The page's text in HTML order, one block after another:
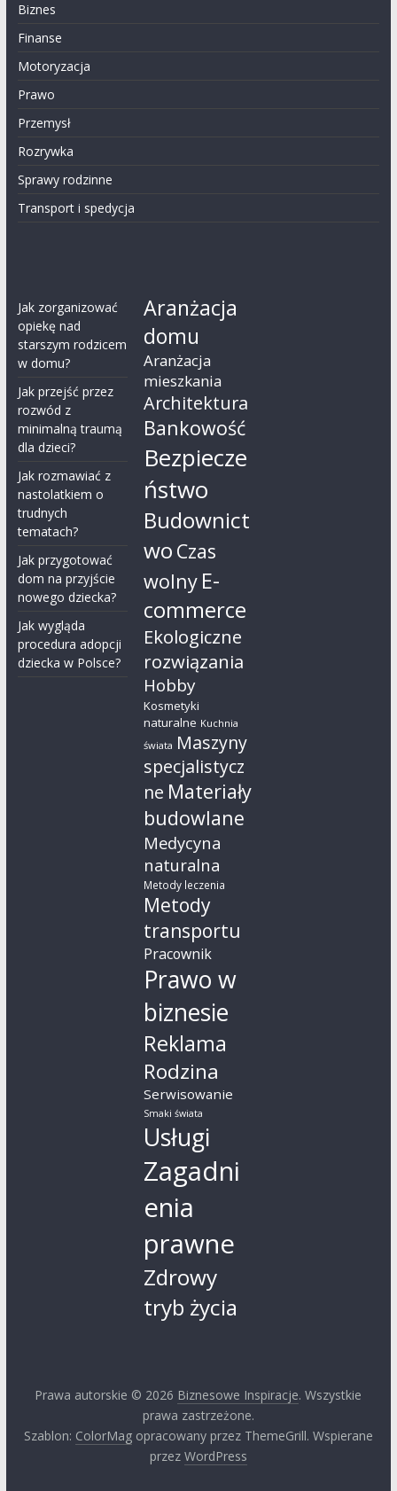
Biznes
Finanse
Motoryzacja
Prawo
Przemysł
Rozrywka
Sprawy rodzinne
Transport i spedycja
Jak zorganizować
opiekę nad
starszym rodzicem
w domu?
Jak przejść przez
rozwód z
minimalną traumą
dla dzieci?
Jak rozmawiać z
nastolatkiem o
trudnych
tematach?
Jak przygotować
dom na przyjście
nowego dziecka?
Jak wygląda
procedura adopcji
dziecka w Polsce?
Aranżacja
domu
Aranżacja
mieszkania
Architektura
Bankowość
Bezpiecze
ństwo
Budownict
wo Czas
wolny E-
commerce
Ekologiczne
rozwiązania
Hobby
Kosmetyki
naturalne Kuchnia
świata Maszyny
specjalistycz
ne Materiały
budowlane
Medycyna
naturalna
Metody leczenia
Metody
transportu
Pracownik
Prawo w
biznesie
Reklama
Rodzina
Serwisowanie
Smaki świata
Usługi
Zagadni
enia
prawne
Zdrowy
tryb życia
Prawa autorskie © 2026 Biznesowe Inspiracje. Wszystkie
prawa zastrzeżone.
Szablon: ColorMagopracowany przez ThemeGrill. Wspierane
przez WordPress